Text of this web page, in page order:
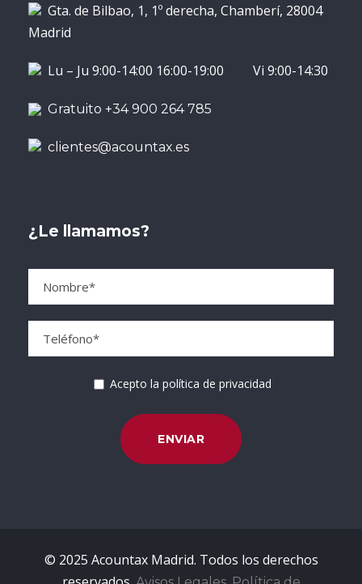
Gta. de Bilbao, 1, 1º derecha, Chamberí, 28004
Madrid
Lu – Ju 9:00-14:00 16:00-19:00 Vi 9:00-14:30
Gratuito +34 900 264 785
clientes@acountax.es
¿Le llamamos?
Acepto la política de privacidad
© 2025 Acountax Madrid. Todos los derechos